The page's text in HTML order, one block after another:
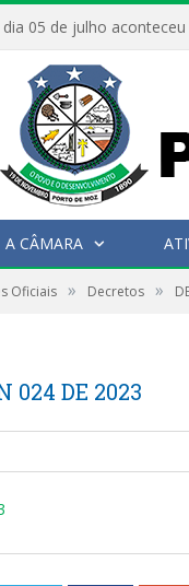
A CÂMARA
Oficiais » Decretos »
024 DE 2023